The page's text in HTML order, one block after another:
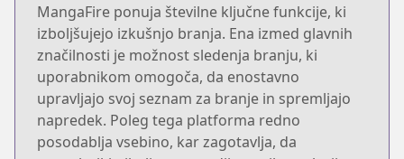
MangaFire ponuja številne ključne funkcije, ki
izboljšujejo izkušnjo branja. Ena izmed glavnih
značilnosti je možnost sledenja branju, ki
uporabnikom omogoča, da enostavno
upravljajo svoj seznam za branje in spremljajo
napredek. Poleg tega platforma redno
posodablja vsebino, kar zagotavlja, da